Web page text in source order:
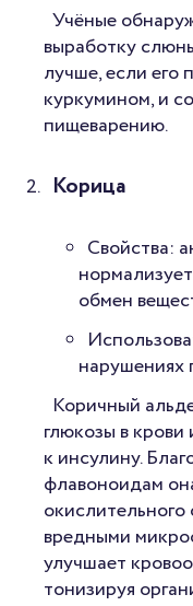
Учёные
выработку
лучше, если его
куркумином, и
пищеварению.
Корица
Свойства:
обмен
нарушениях
Коричный
глюкозы в
к инсулину.
флавоноидам
окислительного
вредными
улучшает
тонизируя